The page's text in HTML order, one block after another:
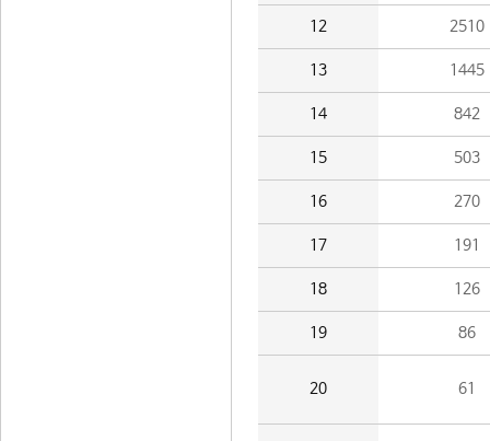
12 2510
13 1445
14 842
15 503
16 270
17 191
18 126
19 86
20 61